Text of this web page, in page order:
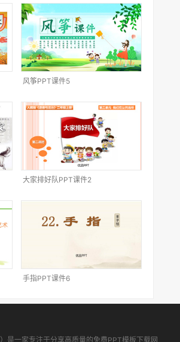
风筝PPT课件5
大家排好队PPT课件2
手指PPT课件6
是一家专注于分享高质量的免费PPT模板下载网